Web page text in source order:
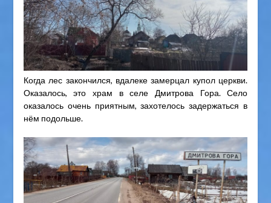
Когда лес закончился, вдалеке замерцал купол церкви.
Оказалось, это храм в селе Дмитрова Гора. Село
оказалось очень приятным, захотелось задержаться в
нём подольше.